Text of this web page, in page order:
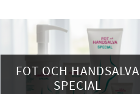
FOT OCH HANDSALVA
SPECIAL